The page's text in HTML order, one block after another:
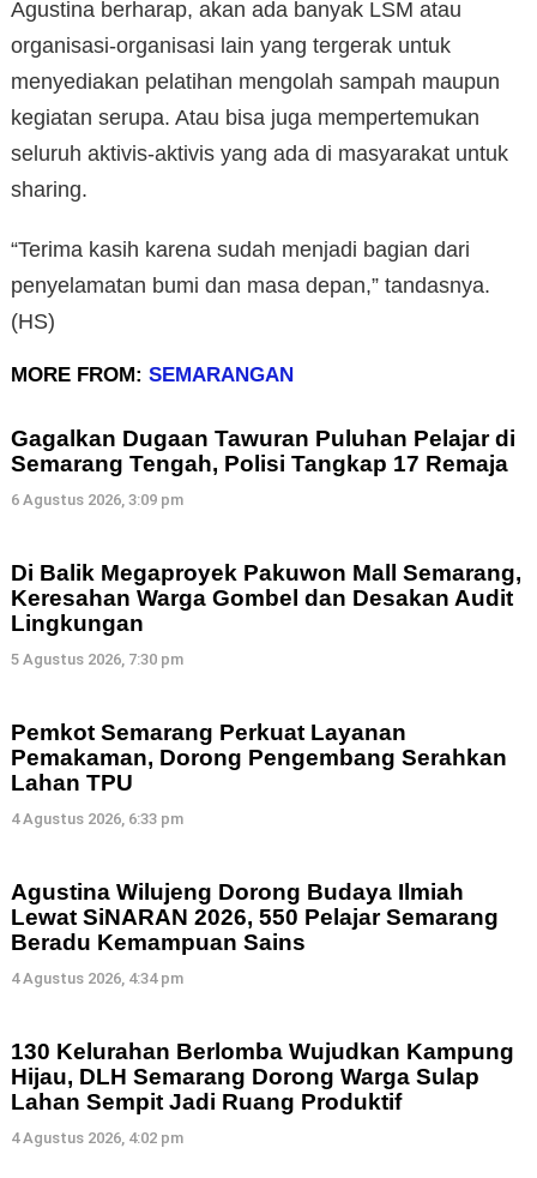
Agustina berharap, akan ada banyak LSM atau
organisasi-organisasi lain yang tergerak untuk
menyediakan pelatihan mengolah sampah maupun
kegiatan serupa. Atau bisa juga mempertemukan
seluruh aktivis-aktivis yang ada di masyarakat untuk
sharing.
“Terima kasih karena sudah menjadi bagian dari
penyelamatan bumi dan masa depan,” tandasnya.
(HS)
MORE FROM: SEMARANGAN
Gagalkan Dugaan Tawuran Puluhan Pelajar di
Semarang Tengah, Polisi Tangkap 17 Remaja
6 Agustus 2026, 3:09 pm
Di Balik Megaproyek Pakuwon Mall Semarang,
Keresahan Warga Gombel dan Desakan Audit
Lingkungan
5 Agustus 2026, 7:30 pm
Pemkot Semarang Perkuat Layanan
Pemakaman, Dorong Pengembang Serahkan
Lahan TPU
4 Agustus 2026, 6:33 pm
Agustina Wilujeng Dorong Budaya Ilmiah
Lewat SiNARAN 2026, 550 Pelajar Semarang
Beradu Kemampuan Sains
4 Agustus 2026, 4:34 pm
130 Kelurahan Berlomba Wujudkan Kampung
Hijau, DLH Semarang Dorong Warga Sulap
Lahan Sempit Jadi Ruang Produktif
4 Agustus 2026, 4:02 pm